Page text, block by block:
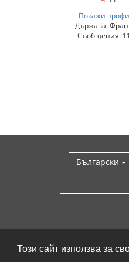
Този сайт използва за
Покажи
Държава:
Съобщения:
Български